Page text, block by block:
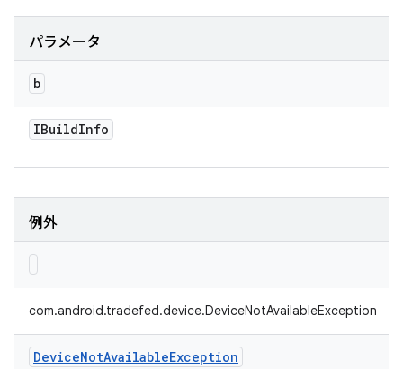
パラメータ
b
IBuildInfo
例外
com.android.tradefed.device.DeviceNotAvailableException
DeviceNotAvailableException